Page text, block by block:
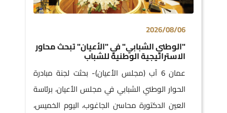
2026/08/06
"الوطني الشبابي" في "الأعيان" تبحث محاور
الاستراتيجية الوطنية للشباب
عمان 6 آب (مجلس الأعيان)- بحثت لجنة مبادرة
الحوار الوطني الشبابي في مجلس الأعيان، برئاسة
العين الدكتورة محاسن الجاغوب، اليوم الخميس،